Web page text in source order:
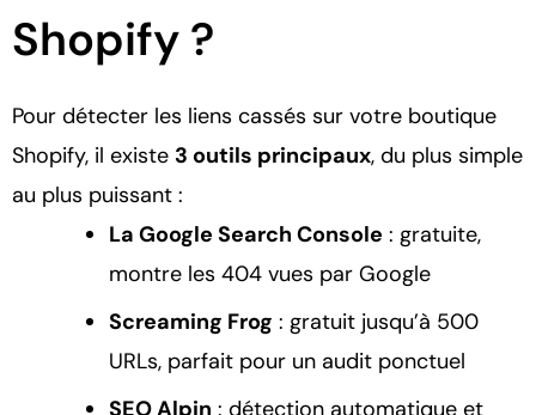
Shopify ?
Pour détecter les liens cassés sur votre boutique
Shopify, il existe 3 outils principaux, du plus simple
au plus puissant :
La Google Search Console : gratuite,
montre les 404 vues par Google
Screaming Frog : gratuit jusqu’à 500
URLs, parfait pour un audit ponctuel